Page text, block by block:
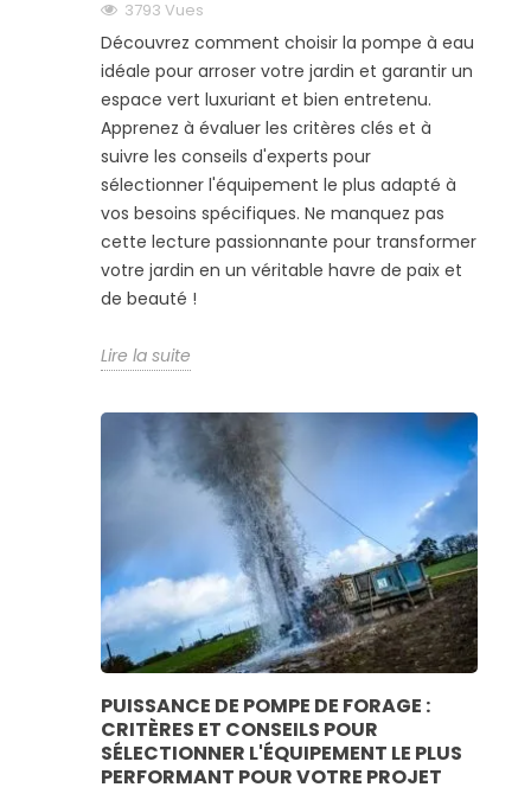
3793 Vues
Découvrez comment choisir la pompe à eau
idéale pour arroser votre jardin et garantir un
espace vert luxuriant et bien entretenu.
Apprenez à évaluer les critères clés et à
suivre les conseils d'experts pour
sélectionner l'équipement le plus adapté à
vos besoins spécifiques. Ne manquez pas
cette lecture passionnante pour transformer
votre jardin en un véritable havre de paix et
de beauté !
Lire la suite
PUISSANCE DE POMPE DE FORAGE :
CRITÈRES ET CONSEILS POUR
SÉLECTIONNER L'ÉQUIPEMENT LE PLUS
PERFORMANT POUR VOTRE PROJET